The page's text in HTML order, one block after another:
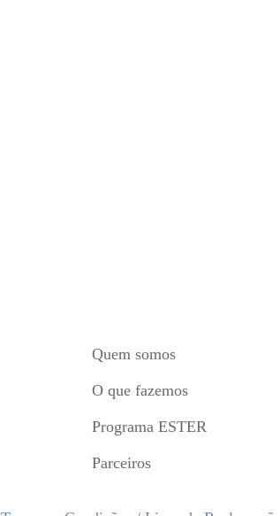
Quem somos
O que fazemos
Programa ESTER
Parceiros